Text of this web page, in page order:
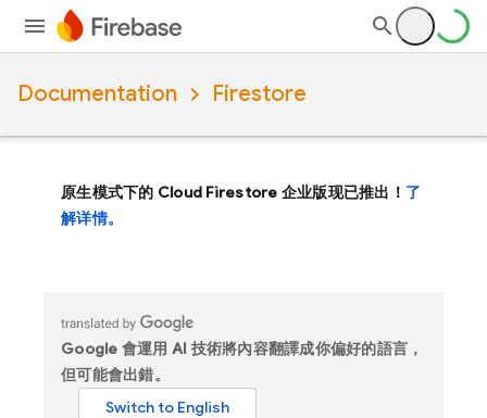
Documentation Firestore
原生模式下的 Cloud Firestore 企业版现已推出！ 了
解详情。
Google 會運用 AI 技術將內容翻譯成你偏好的語言，
但可能會出錯。